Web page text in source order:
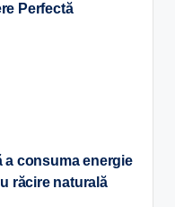
Perfectă
a consuma energie
răcire naturală